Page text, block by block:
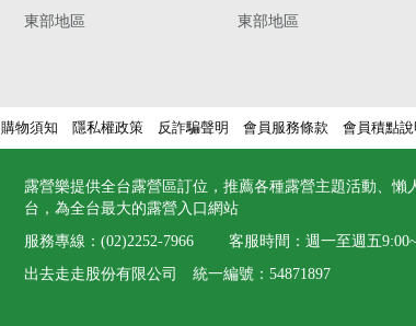
東部地區 東部地區
購物須知 隱私權政策 反詐騙聲明 會員服務條款 會員積點說
露營樂提供全台露營區訂位，推薦各種露營主題活動、
台，為全台最大的露營入口網站
服務專線： (02)2252-7966 客服時間：週一至週五
出去走走股份有限公司 統一編號：54871897